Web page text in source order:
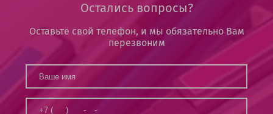
Остались вопросы?
Оставьте свой телефон, и мы обязательно Вам
перезвоним